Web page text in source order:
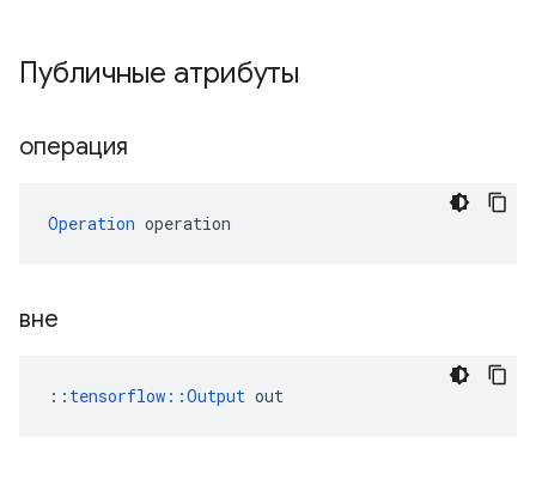
Публичные атрибуты
операция
Operation operation
вне
:: tensorflow::Output out